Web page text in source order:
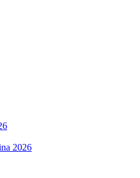
2026